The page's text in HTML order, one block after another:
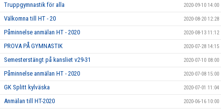
Truppgymnastik för alla 2020-09-10 14:00
Välkomna till HT - 20 2020-08-20 12:28
Påminnelse anmälan HT - 2020 2020-08-13 11:12
PROVA PÅ GYMNASTIK 2020-07-28 14:15
Semesterstängt på kansliet v29-31 2020-07-10 08:00
Påminnelse anmälan HT - 2020 2020-07-08 15:00
GK Splitt kylväska 2020-07-01 11:04
Anmälan till HT-2020 2020-06-16 10:00